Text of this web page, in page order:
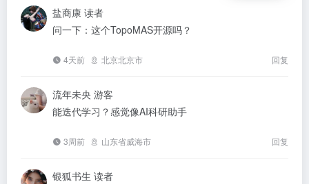
盐商康 读者
问一下：这个TopoMAS开源吗？
4天前 北京北京市 回复
流年未央 游客
能迭代学习？感觉像AI科研助手
3周前 山东省威海市 回复
银狐书生 读者